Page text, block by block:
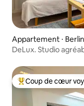
Appartement ⋅ Berlin
DeLux. Studio
Coups de cœur
Coup de cœur